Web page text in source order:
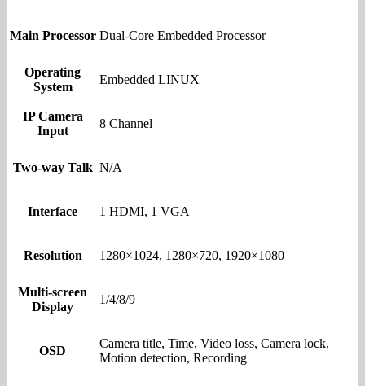
Main Processor Dual-Core Embedded Processor
Operating
System
Embedded LINUX
IP Camera
Input
8 Channel
Two-way Talk N/A
Interface 1 HDMI, 1 VGA
Resolution 1280×1024, 1280×720, 1920×1080
Multi-screen
Display
1/4/8/9
OSD
Camera title, Time, Video loss, Camera lock,
Motion detection, Recording